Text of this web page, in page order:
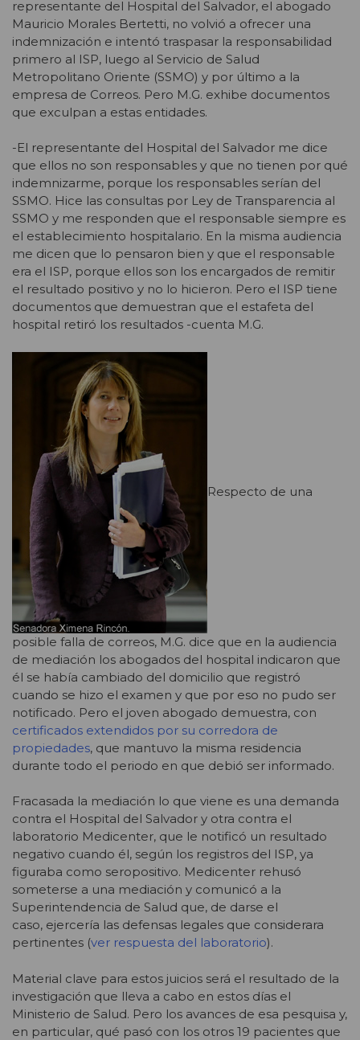
representante del Hospital del Salvador, el abogado
Mauricio Morales Bertetti, no volvió a ofrecer una
indemnización e intentó traspasar la responsabilidad
primero al ISP, luego al Servicio de Salud
Metropolitano Oriente (SSMO) y por último a la
empresa de Correos. Pero M.G. exhibe documentos
que exculpan a estas entidades.
-El representante del Hospital del Salvador me dice
que ellos no son responsables y que no tienen por qué
indemnizarme, porque los responsables serían del
SSMO. Hice las consultas por Ley de Transparencia al
SSMO y me responden que el responsable siempre es
el establecimiento hospitalario. En la misma audiencia
me dicen que lo pensaron bien y que el responsable
era el ISP, porque ellos son los encargados de remitir
el resultado positivo y no lo hicieron. Pero el ISP tiene
documentos que demuestran que el estafeta del
hospital retiró los resultados -cuenta M.G.
Respecto de una
posible falla de correos, M.G. dice que en la audiencia
de mediación los abogados del hospital indicaron que
él se había cambiado del domicilio que registró
cuando se hizo el examen y que por eso no pudo ser
notificado. Pero el joven abogado demuestra, con
certificados extendidos por su corredora de
propiedades, que mantuvo la misma residencia
durante todo el periodo en que debió ser informado.
Fracasada la mediación lo que viene es una demanda
contra el Hospital del Salvador y otra contra el
laboratorio Medicenter, que le notificó un resultado
negativo cuando él, según los registros del ISP, ya
figuraba como seropositivo. Medicenter rehusó
someterse a una mediación y comunicó a la
Superintendencia de Salud que, de darse el
caso, ejercería las defensas legales que considerara
pertinentes (ver respuesta del laboratorio).
Material clave para estos juicios será el resultado de la
investigación que lleva a cabo en estos días el
Ministerio de Salud. Pero los avances de esa pesquisa y,
en particular, qué pasó con los otros 19 pacientes que